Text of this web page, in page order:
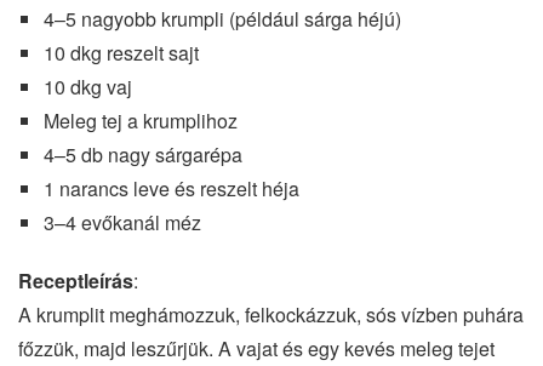
4–5 nagyobb krumpli (például sárga héjú)
10 dkg reszelt sajt
10 dkg vaj
Meleg tej a krumplihoz
4–5 db nagy sárgarépa
1 narancs leve és reszelt héja
3–4 evőkanál méz
Receptleírás:
A krumplit meghámozzuk, felkockázzuk, sós vízben puhára
főzzük, majd leszűrjük. A vajat és egy kevés meleg tejet